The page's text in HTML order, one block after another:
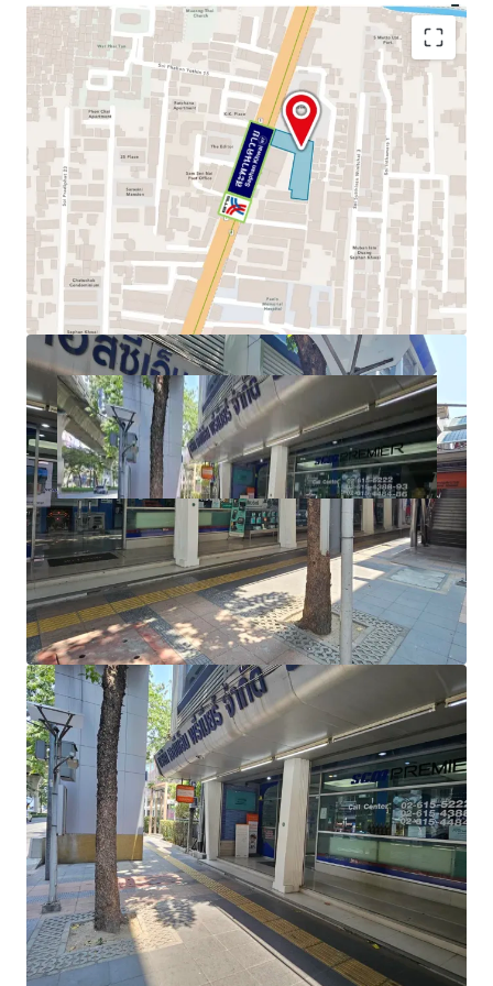
Land area:797.7 sq.wah or 3,190.8 sq.m
Frontage: 24 m. on Phahonyothin Road
Zoning: Por.3-7, Red – FAR 7:1 + GFA. Bonus
Mass Transit:0 meters to BTS Saphan Khwai Station